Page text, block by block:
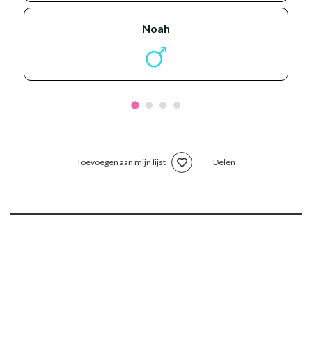
noah
Toevoegen aan mijn lijst Delen